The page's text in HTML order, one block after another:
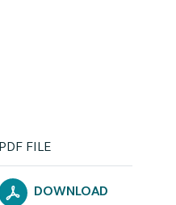
PDF FILE
DOWNLOAD